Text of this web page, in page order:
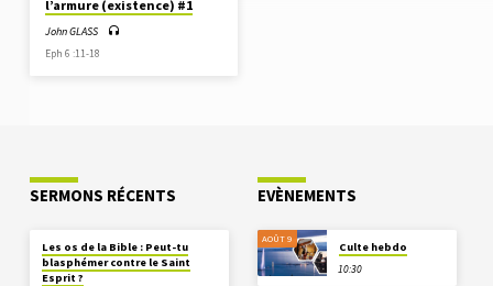
l’armure (existence) #1
John GLASS
Eph 6 :11-18
SERMONS RÉCENTS
Les os de la Bible : Peut-tu
blasphémer contre le Saint
Esprit ?
EVÈNEMENTS
AOÛT 9
Culte hebdo
10:30